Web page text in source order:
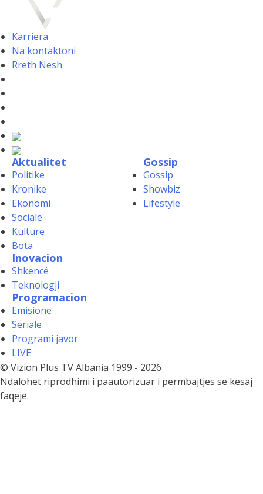
Karriera
Na kontaktoni
Rreth Nesh
Aktualitet
Politike
Kronike
Ekonomi
Sociale
Kulture
Bota
Gossip
Gossip
Showbiz
Lifestyle
Inovacion
Shkencë
Teknologji
Programacion
Emisione
Seriale
Programi javor
LIVE
© Vizion Plus TV Albania 1999 - 2026
Ndalohet riprodhimi i paautorizuar i permbajtjes se kesaj
faqeje.